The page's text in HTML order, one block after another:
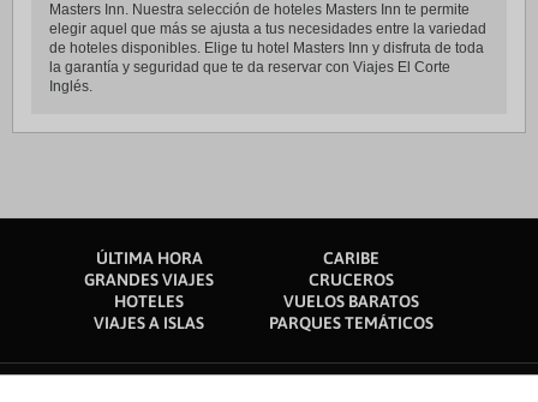
Masters Inn. Nuestra selección de hoteles Masters Inn te permite
elegir aquel que más se ajusta a tus necesidades entre la variedad
de hoteles disponibles. Elige tu hotel Masters Inn y disfruta de toda
la garantía y seguridad que te da reservar con Viajes El Corte
Inglés.
ÚLTIMA HORA
CARIBE
GRANDES VIAJES
CRUCEROS
HOTELES
VUELOS BARATOS
VIAJES A ISLAS
PARQUES TEMÁTICOS